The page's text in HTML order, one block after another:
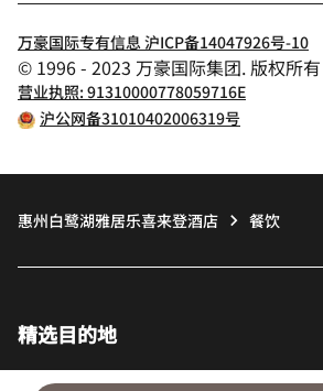
万豪国际专有信息 沪ICP备14047926号-10
© 1996 - 2023 万豪国际集团. 版权所有
营业执照: 91310000778059716E
沪公网备31010402006319号
惠州白鹭湖雅居乐喜来登酒店 餐饮
精选目的地